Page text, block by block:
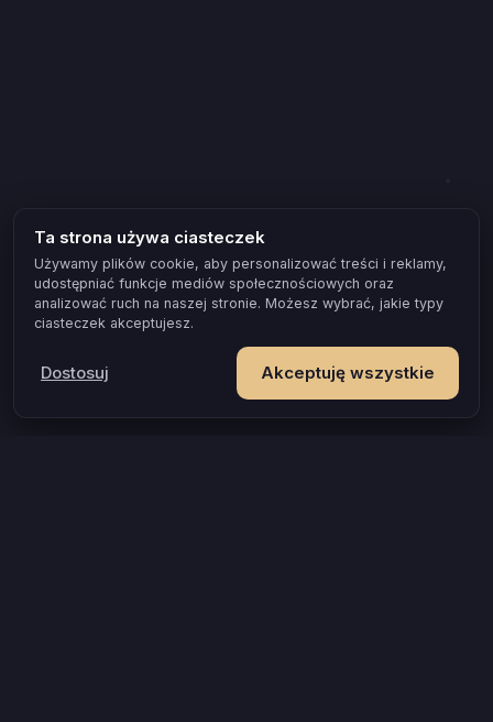
Ta strona używa ciasteczek
Używamy plików cookie, aby personalizować treści i reklamy,
udostępniać funkcje mediów społecznościowych oraz
analizować ruch na naszej stronie. Możesz wybrać, jakie typy
ciasteczek akceptujesz.
Akceptuję wszystkie
Dostosuj